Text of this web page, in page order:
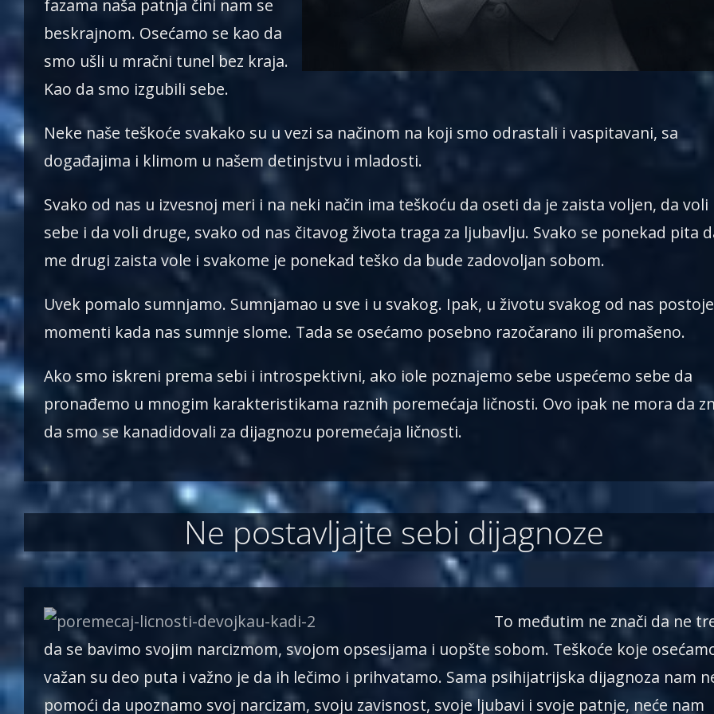
fazama naša patnja čini nam se
beskrajnom. Osećamo se kao da
smo ušli u mračni tunel bez kraja.
Kao da smo izgubili sebe.
Neke naše teškoće svakako su u vezi sa načinom na koji smo odrastali i vaspitavani, sa
događajima i klimom u našem detinjstvu i mladosti.
Svako od nas u izvesnoj meri i na neki način ima teškoću da oseti da je zaista voljen, da voli
sebe i da voli druge, svako od nas čitavog života traga za ljubavlju. Svako se ponekad pita
me drugi zaista vole i svakome je ponekad teško da bude zadovoljan sobom.
Uvek pomalo sumnjamo. Sumnjamao u sve i u svakog. Ipak, u životu svakog od nas postoje
momenti kada nas sumnje slome. Tada se osećamo posebno razočarano ili promašeno.
Ako smo iskreni prema sebi i introspektivni, ako iole poznajemo sebe uspećemo sebe da
pronađemo u mnogim karakteristikama raznih poremećaja ličnosti. Ovo ipak ne mora da
da smo se kanadidovali za dijagnozu poremećaja ličnosti.
Ne postavljajte sebi dijagnoze
To međutim ne znači da ne
da se bavimo svojim narcizmom, svojom opsesijama i uopšte sobom. Teškoće koje
važan su deo puta i važno je da ih lečimo i prihvatamo. Sama psihijatrijska dijagnoza nam
pomoći da upoznamo svoj narcizam, svoju zavisnost, svoje ljubavi i svoje patnje, neće nam